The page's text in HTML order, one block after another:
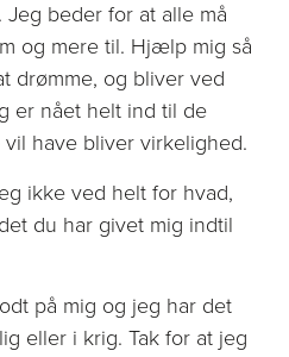
beder for at alle må
og mere til. Hjælp mig så
drømme, og bliver ved
er nået helt ind til de
have bliver virkelighed.
ikke ved helt for hvad,
du har givet mig indtil
på mig og jeg har det
eller i krig. Tak for at jeg